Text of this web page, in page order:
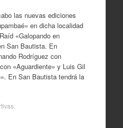
las nuevas ediciones
en dicha localidad
«Galopando en
San Bautista. En
Rodríguez con
«Aguardiente» y Luis Gil
En San Bautista tendrá la
.